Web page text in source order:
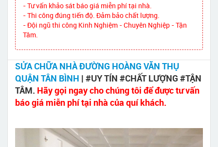
- Tư vấn khảo sát báo giá miễn phí tại nhà.
- Thi công đúng tiến độ. Đảm bảo chất lượng.
- Đội ngũ thi công Kinh Nghiệm - Chuyên Nghiệp - Tận
Tâm.
SỬA CHỮA NHÀ ĐƯỜNG HOÀNG VĂN THỤ
QUẬN TÂN BÌNH | #UY TÍN #CHẤT LƯỢNG #TẬN
TÂM. Hãy gọi ngay cho chúng tôi để được tư vấn
báo giá miễn phí tại nhà của quí khách.